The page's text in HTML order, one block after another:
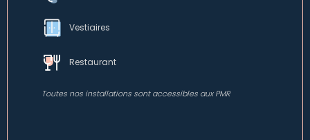
Vestiaires
Restaurant
Toutes nos installations sont accessibles aux PMR